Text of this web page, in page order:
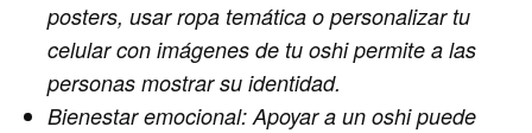
posters, usar ropa temática o personalizar tu
celular con imágenes de tu oshi permite a las
personas mostrar su identidad.
Bienestar emocional: Apoyar a un oshi puede